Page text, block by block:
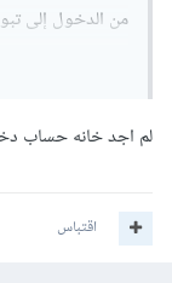
من الدخول إلى
سيظهر لك تبويب
لم اجد خانه حساب
اقتباس